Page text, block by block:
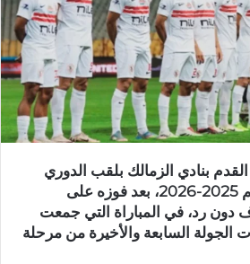
بنادي الزمالك بلقب الدوري
المصري الممتاز لموسم 2025-2026، بعد فوزه على
دون رد، في المباراة التي جمعت
الجولة السابعة والأخيرة من مرحلة